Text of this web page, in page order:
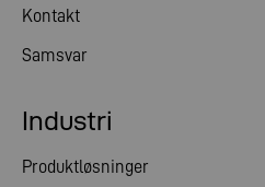
Kontakt
Samsvar
Industri
Produktløsninger